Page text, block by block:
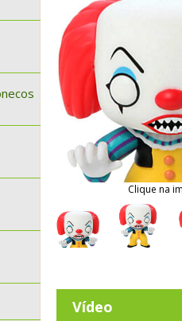
Clique na
Vídeo